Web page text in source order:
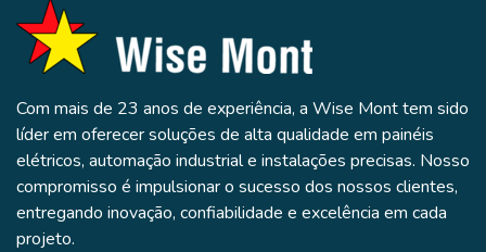
Com mais de 23 anos de experiência, a Wise Mont tem sido
líder em oferecer soluções de alta qualidade em painéis
elétricos, automação industrial e instalações precisas. Nosso
compromisso é impulsionar o sucesso dos nossos clientes,
entregando inovação, confiabilidade e excelência em cada
projeto.